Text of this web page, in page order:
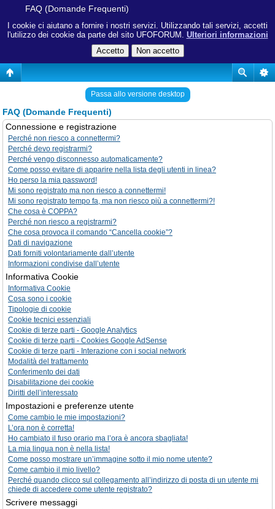
I cookie ci aiutano a fornire i nostri servizi. Utilizzando tali servizi, accetti
l'utilizzo dei cookie da parte del sito UFOFORUM. Ulteriori informazioni
FAQ (Domande Frequenti)
Passa allo versione desktop
FAQ (Domande Frequenti)
Connessione e registrazione
Perché non riesco a connettermi?
Perché devo registrarmi?
Perché vengo disconnesso automaticamente?
Come posso evitare di apparire nella lista degli utenti in linea?
Ho perso la mia password!
Mi sono registrato ma non riesco a connettermi!
Mi sono registrato tempo fa, ma non riesco più a connettermi?!
Che cosa è COPPA?
Perché non riesco a registrarmi?
Che cosa provoca il comando “Cancella cookie”?
Dati di navigazione
Dati forniti volontariamente dall’utente
Informazioni condivise dall’utente
Informativa Cookie
Informativa Cookie
Cosa sono i cookie
Tipologie di cookie
Cookie tecnici essenziali
Cookie di terze parti - Google Analytics
Cookie di terze parti - Cookies Google AdSense
Cookie di terze parti - Interazione con i social network
Modalità del trattamento
Conferimento dei dati
Disabilitazione dei cookie
Diritti dell’interessato
Impostazioni e preferenze utente
Come cambio le mie impostazioni?
L’ora non è corretta!
Ho cambiato il fuso orario ma l’ora è ancora sbagliata!
La mia lingua non è nella lista!
Come posso mostrare un’immagine sotto il mio nome utente?
Come cambio il mio livello?
Perché quando clicco sul collegamento all’indirizzo di posta di un utente mi
chiede di accedere come utente registrato?
Scrivere messaggi